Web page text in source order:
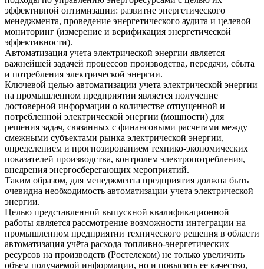
эффективной оптимизации: развитие энергетического
менеджмента, проведение энергетического аудита и целевой
мониторинг (измерение и верификация энергетической
эффективности).
Автоматизация учета электрической энергии является
важнейшей задачей процессов производства, передачи, сбыта
и потребления электрической энергии.
Ключевой целью автоматизации учета электрической энергии
на промышленном предприятии является получение
достоверной информации о количестве отпущенной и
потребленной электрической энергии (мощности) для
решения задач, связанных с финансовыми расчетами между
смежными субъектами рынка электрической энергии,
определением и прогнозированием технико-экономических
показателей производства, контролем электропотребления,
внедрения энергосберегающих мероприятий.
Таким образом, для менеджмента предприятия должна быть
очевидна необходимость автоматизации учета электрической
энергии.
Целью представленной выпускной квалификационной
работы является рассмотрение возможности интеграции на
промышленном предприятии технического решения в области
автоматизация учёта расхода топливно-энергетических
ресурсов на производств (Ростелеком) не только увеличить
объем получаемой информации, но и повысить ее качество,